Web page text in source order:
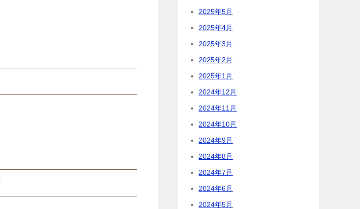
2025年5月
2025年4月
2025年3月
2025年2月
2025年1月
2024年12月
2024年11月
2024年10月
2024年9月
2024年8月
2024年7月
2024年6月
2024年5月